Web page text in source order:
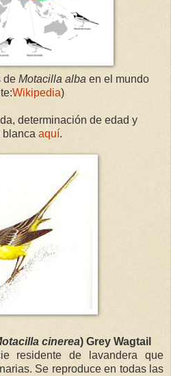
de Motacilla alba en el mundo
Wikipedia)
determinación de edad y
blanca aquí.
cinerea) Grey Wagtail
residente de lavandera que
Se reproduce en todas las